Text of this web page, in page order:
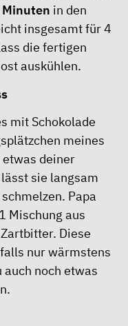
Minuten in den
insgesamt für 4
die fertigen
auskühlen.
mit Schokolade
meines
etwas deiner
sie langsam
Papa
Mischung aus
Diese
nur wärmstens
noch etwas